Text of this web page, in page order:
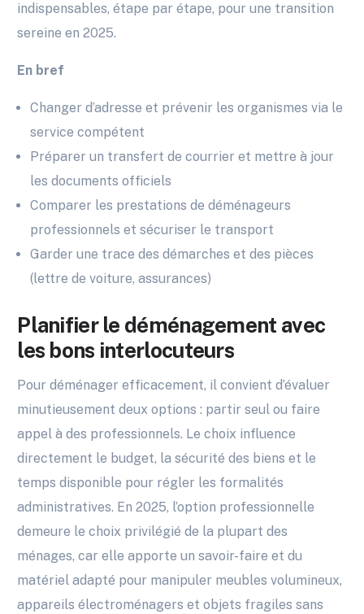
indispensables, étape par étape, pour une transition
sereine en 2025.
En bref
Changer d’adresse et prévenir les organismes via le
service compétent
Préparer un transfert de courrier et mettre à jour
les documents officiels
Comparer les prestations de déménageurs
professionnels et sécuriser le transport
Garder une trace des démarches et des pièces
(lettre de voiture, assurances)
Planifier le déménagement avec
les bons interlocuteurs
Pour déménager efficacement, il convient d’évaluer
minutieusement deux options : partir seul ou faire
appel à des professionnels. Le choix influence
directement le budget, la sécurité des biens et le
temps disponible pour régler les formalités
administratives. En 2025, l’option professionnelle
demeure le choix privilégié de la plupart des
ménages, car elle apporte un savoir-faire et du
matériel adapté pour manipuler meubles volumineux,
appareils électroménagers et objets fragiles sans